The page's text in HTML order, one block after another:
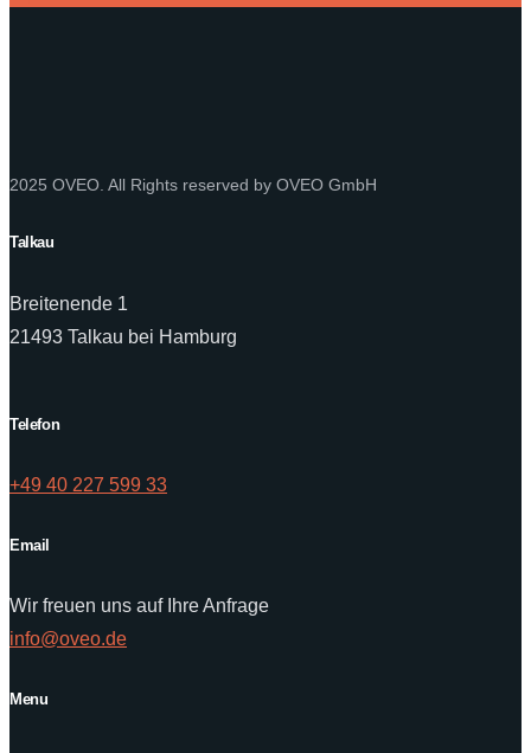
2025 OVEO. All Rights reserved by OVEO GmbH
Talkau
Breitenende 1
21493 Talkau bei Hamburg
Telefon
+49 40 227 599 33
Email
Wir freuen uns auf Ihre Anfrage
info@oveo.de
Menu